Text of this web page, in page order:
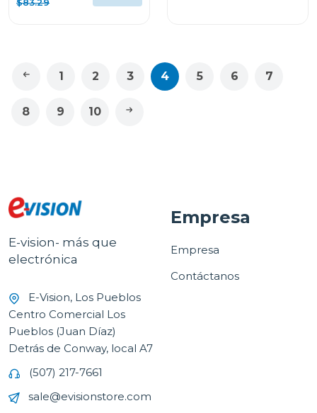
$83.29
1 2 3 4 5 6 7
8 9 10
E-vision- más que
electrónica
E-Vision, Los Pueblos
Centro Comercial Los
Pueblos (Juan Díaz)
Detrás de Conway, local A7
(507) 217-7661
sale@evisionstore.com
Empresa
Empresa
Contáctanos